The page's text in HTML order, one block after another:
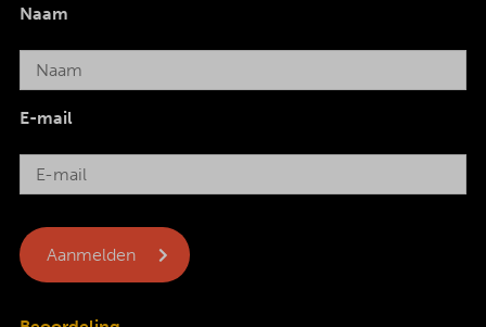
Naam
E-mail